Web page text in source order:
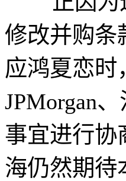
修改并购条
应鸿夏恋时
JPMorgan
事宜进行协
海仍然期待